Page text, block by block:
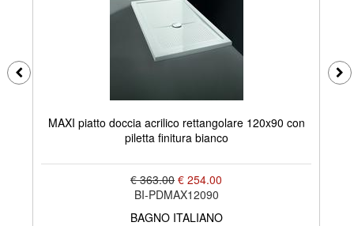
MAXI piatto doccia acrilico rettangolare 120x90 con
piletta finitura bianco
€ 363.00 € 254.00
BI-PDMAX12090
BAGNO ITALIANO